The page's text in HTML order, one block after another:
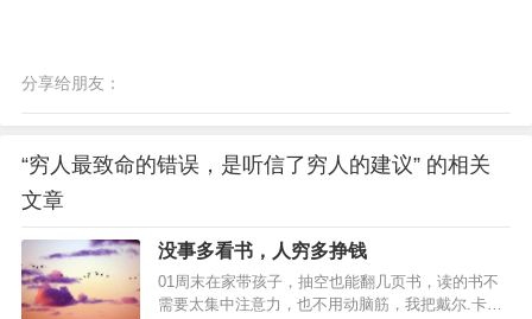
分享给朋友：
“穷人最致命的错误，是听信了穷人的建议” 的相关
文章
没事多看书，人穷多挣钱
01周末在家带孩子，抽空也能翻几页书，读的书不
需要太集中注意力，也不用动脑筋，我把戴尔.卡耐